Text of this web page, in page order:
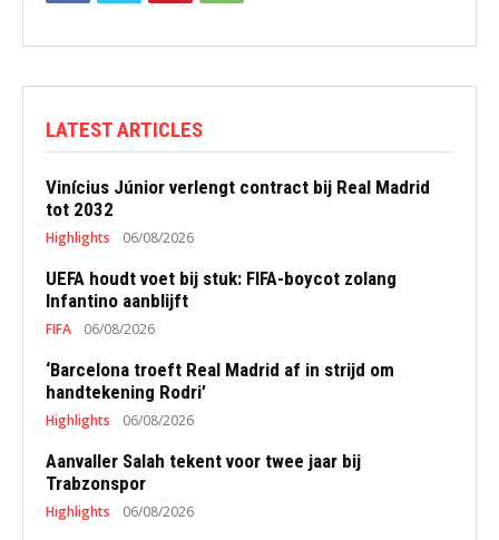
LATEST ARTICLES
Vinícius Júnior verlengt contract bij Real Madrid
tot 2032
Highlights 06/08/2026
UEFA houdt voet bij stuk: FIFA-boycot zolang
Infantino aanblijft
FIFA 06/08/2026
‘Barcelona troeft Real Madrid af in strijd om
handtekening Rodri’
Highlights 06/08/2026
Aanvaller Salah tekent voor twee jaar bij
Trabzonspor
Highlights 06/08/2026